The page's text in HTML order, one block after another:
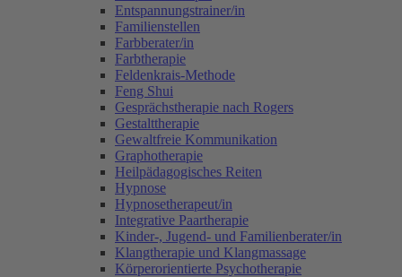
Entspannungstrainer/in
Familienstellen
Farbberater/in
Farbtherapie
Feldenkrais-Methode
Feng Shui
Gesprächstherapie nach Rogers
Gestalttherapie
Gewaltfreie Kommunikation
Graphotherapie
Heilpädagogisches Reiten
Hypnose
Hypnosetherapeut/in
Integrative Paartherapie
Kinder-, Jugend- und Familienberater/in
Klangtherapie und Klangmassage
Körperorientierte Psychotherapie